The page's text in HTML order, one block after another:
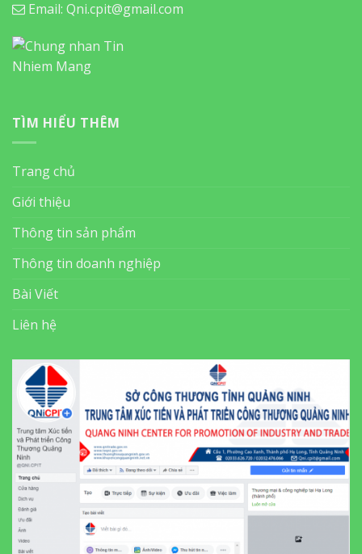
Email: Qni.cpit@gmail.com
TÌM HIỂU THÊM
Trang chủ
Giới thiệu
Thông tin sản phẩm
Thông tin doanh nghiệp
Bài Viết
Liên hệ